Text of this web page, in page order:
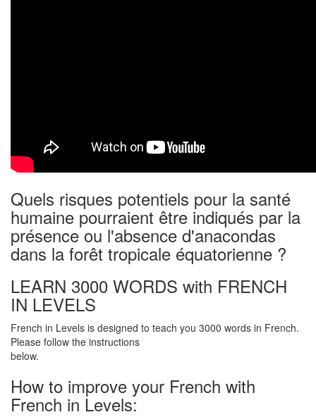
Quels risques potentiels pour la santé
humaine pourraient être indiqués par la
présence ou l'absence d'anacondas
dans la forêt tropicale équatorienne ?
LEARN 3000 WORDS with FRENCH
IN LEVELS
French in Levels is designed to teach you 3000 words in French.
Please follow the instructions
below.
How to improve your French with
French in Levels: